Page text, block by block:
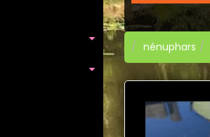
nénuphars